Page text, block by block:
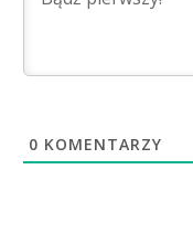
0 KOMENTARZY